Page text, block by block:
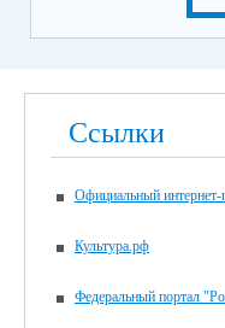
Ссылки
Официальный интернет-
Культура.рф
Федеральный портал